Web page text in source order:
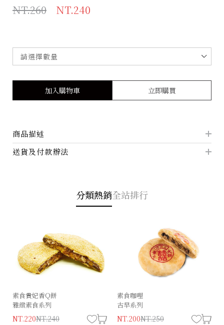
NT.260
NT.240
加入購物車 立即購買
商品描述
送貨及付款辦法
分類熱銷全站排行
素食貴妃香Q餅
雅緻素食系列
NT.220NT.240
素食咖哩
古早系列
NT.200NT.250
經典狀元（葷）
NT.230NT.280
精饌狀元餅
古早味系列
NT.180NT.220